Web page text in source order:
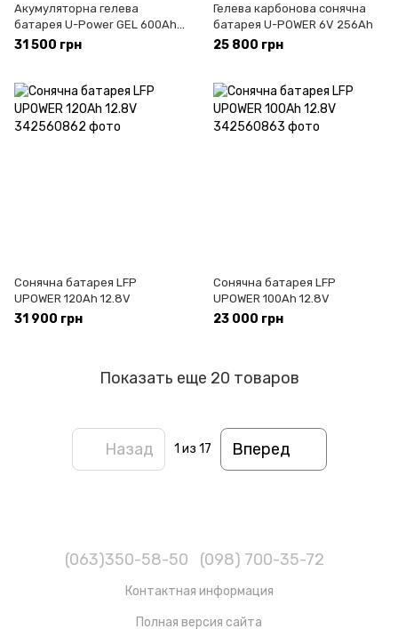
Акумуляторна гелева
батарея U-Power GEL 600Ah
C120 6V UP-GV600-6RE
31 500 грн
Гелева карбонова сонячна
батарея U-POWER 6V 256Ah
25 800 грн
Сонячна батарея LFP
UPOWER 120Ah 12.8V
31 900 грн
Сонячна батарея LFP
UPOWER 100Ah 12.8V
23 000 грн
Показать еще 20 товаров
Назад 1 из 17 Вперед
(063)350-58-50 (098) 700-35-72
Контактная информация
Полная версия сайта